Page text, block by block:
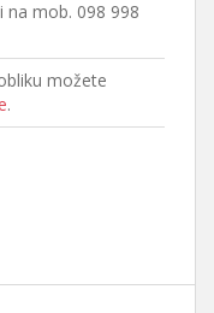
na mob. 098 998
možete
.